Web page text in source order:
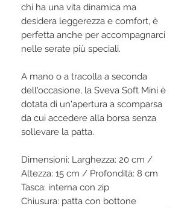
chi ha una vita dinamica ma
desidera leggerezza e comfort, è
perfetta anche per accompagnarci
nelle serate più speciali.
A mano o a tracolla a seconda
dell'occasione, la Sveva Soft Mini è
dotata di un'apertura a scomparsa
da cui accedere alla borsa senza
sollevare la patta.
Dimensioni: Larghezza: 20 cm /
Altezza: 15 cm / Profondità: 8 cm
Tasca: interna con zip
Chiusura: patta con bottone